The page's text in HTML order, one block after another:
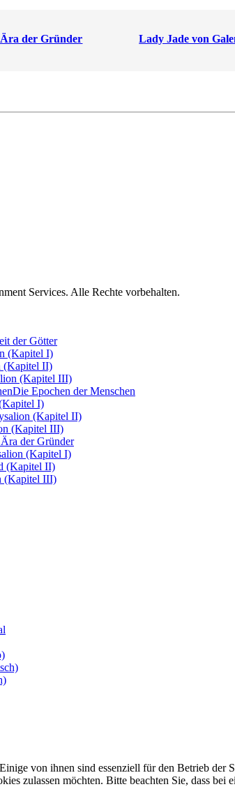
der Gründer Lady Jade von
Services. Alle Rechte vorbehalten.
der Götter
(Kapitel I)
(Kapitel II)
(Kapitel III)
Die Epochen der Menschen
I)
(Kapitel II)
(Kapitel III)
der Gründer
(Kapitel I)
(Kapitel II)
(Kapitel III)
von ihnen sind essenziell für den Betrieb
zulassen möchten. Bitte beachten Sie, dass